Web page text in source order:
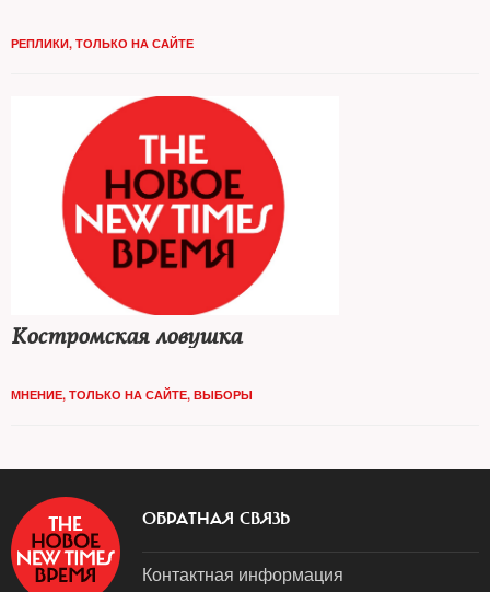
РЕПЛИКИ, ТОЛЬКО НА САЙТЕ
Костромская ловушка
МНЕНИЕ, ТОЛЬКО НА САЙТЕ, ВЫБОРЫ
ОБРАТНАЯ СВЯЗЬ
Контактная информация